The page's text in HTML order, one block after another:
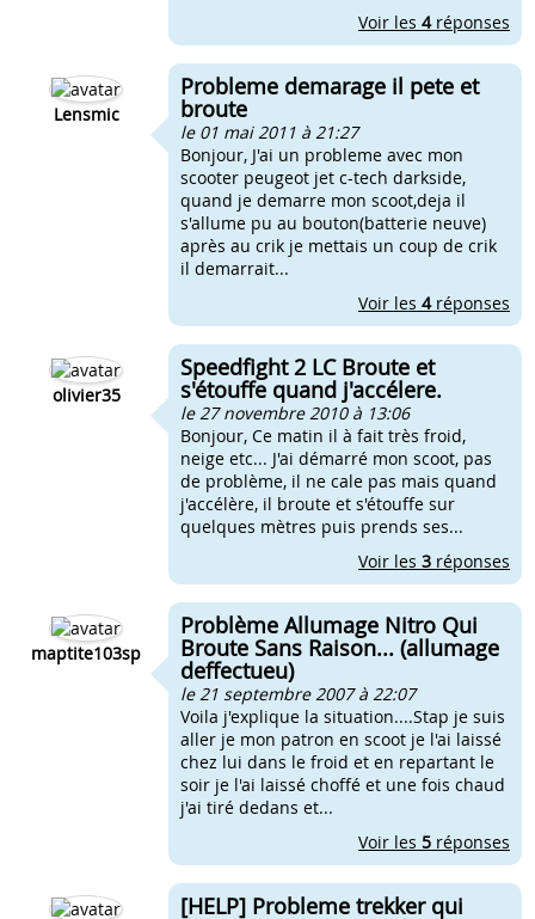
Voir les 4réponses
Lensmic
Probleme demarage il pete et
broute
le 01 mai 2011 à 21:27
Bonjour, J'ai un probleme avec mon
scooter peugeot jet c-tech darkside,
quand je demarre mon scoot,deja il
s'allume pu au bouton(batterie neuve)
après au crik je mettais un coup de crik
il demarrait...
Voir les 4réponses
olivier35
Speedfight 2 LC Broute et
s'étouffe quand j'accélere.
le 27 novembre 2010 à 13:06
Bonjour, Ce matin il à fait très froid,
neige etc... J'ai démarré mon scoot, pas
de problème, il ne cale pas mais quand
j'accélère, il broute et s'étouffe sur
quelques mètres puis prends ses...
Voir les 3 réponses
maptite103sp
Problème Allumage Nitro Qui
Broute Sans Raison... (allumage
deffectueu)
le 21 septembre 2007 à 22:07
Voila j'explique la situation....Stap je suis
aller je mon patron en scoot je l'ai laissé
chez lui dans le froid et en repartant le
soir je l'ai laissé choffé et une fois chaud
j'ai tiré dedans et...
Voir les 5 réponses
[HELP] Probleme trekker qui